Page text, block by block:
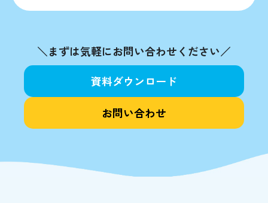
＼まずは気軽にお問い合わせください／
資料ダウンロード
お問い合わせ